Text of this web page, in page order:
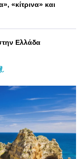
«κίτρινα» και
Ελλάδα